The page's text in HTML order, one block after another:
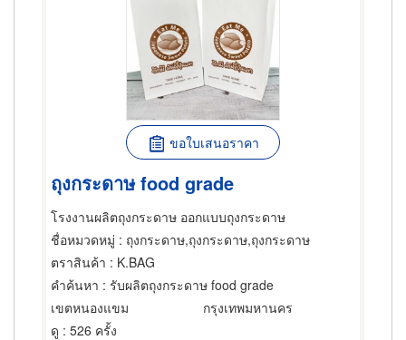
ขอใบเสนอราคา
ถุงกระดาษ food grade
โรงงานผลิตถุงกระดาษ ออกแบบถุงกระดาษ
ชื่อหมวดหมู่ : ถุงกระดาษ,ถุงกระดาษ,ถุงกระดาษ
ตราสินค้า : K.BAG
คำค้นหา : รับผลิตถุงกระดาษ food grade
เขตหนองแขม
กรุงเทพมหานคร
ดู : 526 ครั้ง